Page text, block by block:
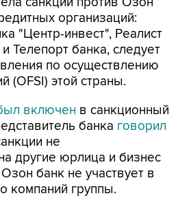
организаций:
"Центр-инвест", Реалист
Телепорт банка, следует
по осуществлению
(OFSI) этой страны.
включен в санкционный
банка говорил
не
другие юрлица и бизнес
банк не участвует в
компаний группы.